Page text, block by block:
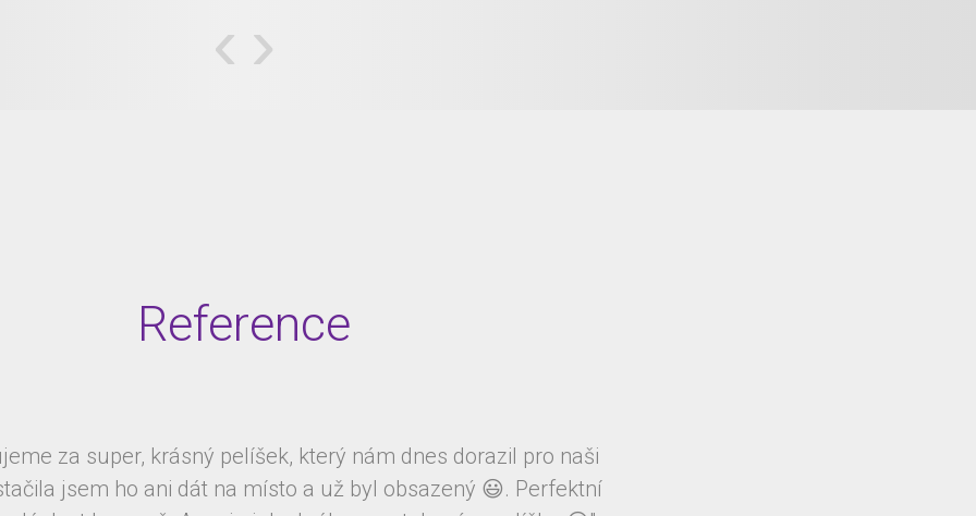
‹ ›
Reference
za super, krásný pelíšek, který nám dnes dorazil pro naši
jsem ho ani dát na místo a už byl obsazený 😃. Perfektní